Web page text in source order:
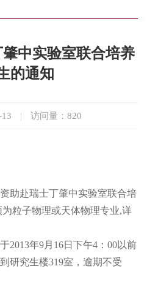
中实验室联合培养
的通知
| 访问量： 820
赴瑞士丁肇中实验室联合培
粒子物理或天体物理专业,详
年9月16日下午4：00以前
研究生楼319室，逾期不受